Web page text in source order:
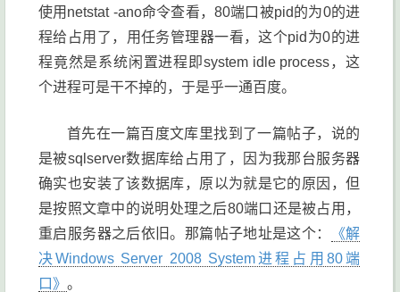
使用netstat -ano命令查看，80端口被pid的为0的进
程给占用了，用任务管理器一看，这个pid为0的进
程竟然是系统闲置进程即system idle process，这
个进程可是干不掉的，于是乎一通百度。
首先在一篇百度文库里找到了一篇帖子，说的
是被sqlserver数据库给占用了，因为我那台服务器
确实也安装了该数据库，原以为就是它的原因，但
是按照文章中的说明处理之后80端口还是被占用，
重启服务器之后依旧。那篇帖子地址是这个：
《解
决Windows Server 2008 System进程占用80端
口》 。